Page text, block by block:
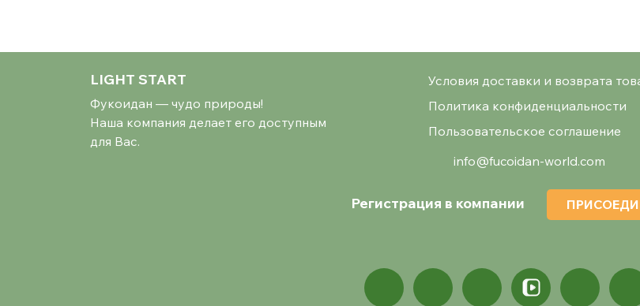
LIGHT START
Фукоидан — чудо природы!
Наша компания делает его доступным
для Вас.
Условия доставки и возврата
Политика конфиденциальности
Пользовательское соглашение
info@fucoidan-world.com
Регистрация в компании